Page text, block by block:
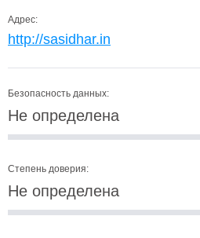
Адрес:
http://sasidhar.in
Безопасность данных:
Не определена
Степень доверия:
Не определена